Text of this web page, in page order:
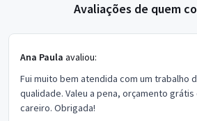
Avaliações de quem
Ana Paula avaliou:
Fui muito bem atendida com um trabalho
qualidade. Valeu a pena, orçamento grátis
careiro. Obrigada!